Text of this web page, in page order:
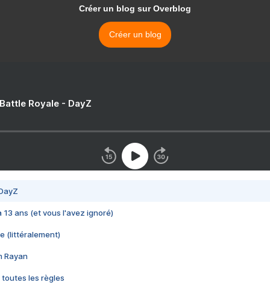
Créer un blog sur Overblog
Créer un blog
Royale - DayZ
13 ans (et vous l'avez ignoré)
(littéralement)
Rayan
toutes les règles